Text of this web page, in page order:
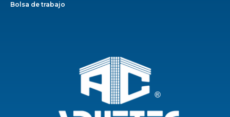
Bolsa de trabajo